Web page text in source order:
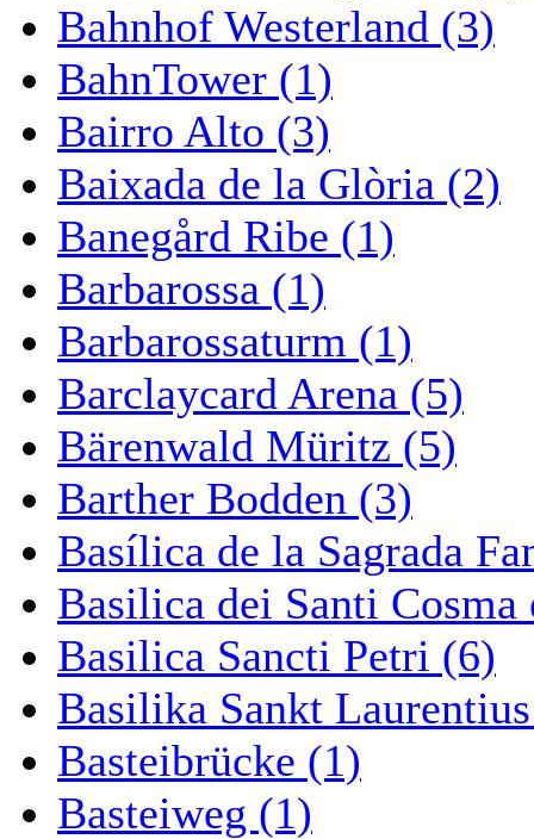
Bahnhof Westerland (3)
BahnTower (1)
Bairro Alto (3)
Baixada de la Glòria (2)
Banegård Ribe (1)
Barbarossa (1)
Barbarossaturm (1)
Barclaycard Arena (5)
Bärenwald Müritz (5)
Barther Bodden (3)
Basílica de la Sagrada
Basilica dei Santi
Basilica Sancti Petri (6)
Basilika Sankt
Basteibrücke (1)
Basteiweg (1)